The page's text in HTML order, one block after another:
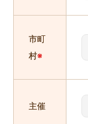
市町
村※
主催